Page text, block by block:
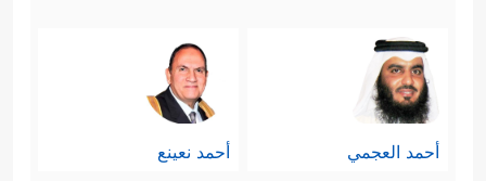
أحمد العجمي أحمد نعينع